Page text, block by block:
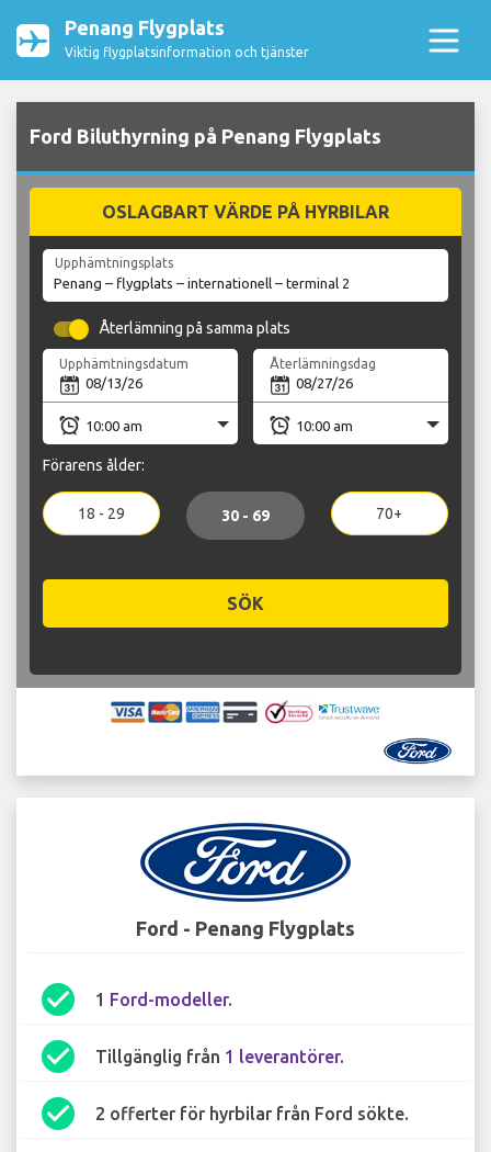
Penang Flygplats
Viktig flygplatsinformation och tjänster
Ford Biluthyrning på Penang Flygplats
OSLAGBART VÄRDE PÅ HYRBILAR
Upphämtningsplats
Återlämning på samma plats
Upphämtningsdatum Återlämningsdag
Förarens ålder:
18 - 29 30 - 69 70+
SÖK
Ford - Penang Flygplats
check_circle 1 Ford-modeller.
check_circle Tillgänglig från 1 leverantörer.
check_circle 2 offerter för hyrbilar från Ford sökte.